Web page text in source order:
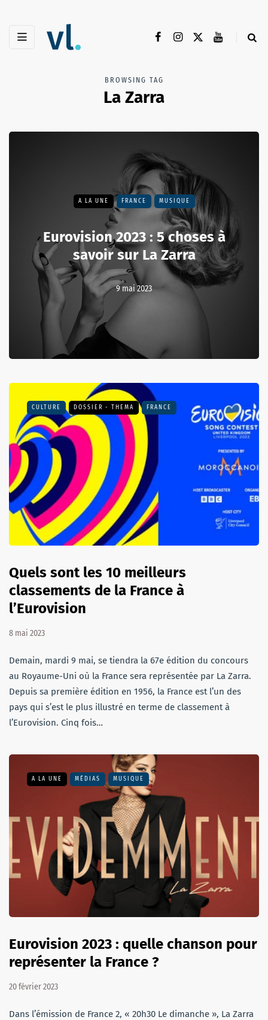
BROWSING TAG
La Zarra
A LA UNE FRANCE MUSIQUE
Eurovision 2023 : 5 choses à
savoir sur La Zarra
9 mai 2023
CULTURE DOSSIER - THEMA FRANCE
Quels sont les 10 meilleurs
classements de la France à
l’Eurovision
8 mai 2023
Demain, mardi 9 mai, se tiendra la 67e édition du concours
au Royaume-Uni où la France sera représentée par La Zarra.
Depuis sa première édition en 1956, la France est l’un des
pays qui s’est le plus illustré en terme de classement à
l’Eurovision. Cinq fois…
A LA UNE MÉDIAS MUSIQUE
Eurovision 2023 : quelle chanson pour
représenter la France ?
20 février 2023
Dans l’émission de France 2, « 20h30 Le dimanche », La Zarra